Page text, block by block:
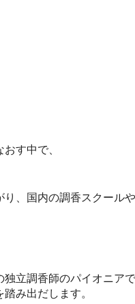
す中で、
り、国内の調香スクール
立調香師のパイオニア
み出だします。